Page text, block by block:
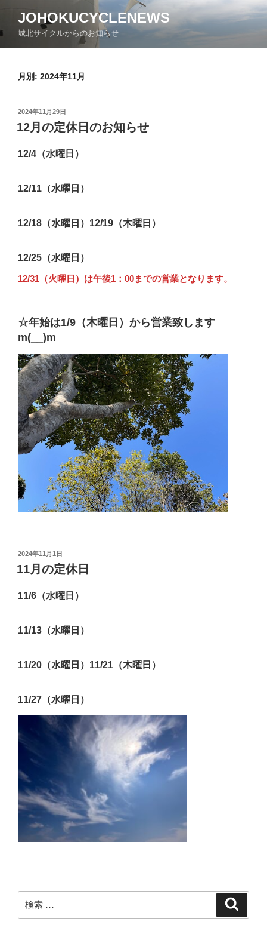
テ
ン
JOHOKUCYCLENEWS
城北サイクルからのお知らせ
月別: 2024年11月
投
稿
日:
2024年11月29日
12月の定休日のお知らせ
12/4（水曜日）
12/11（水曜日）
12/18（水曜日）12/19（木曜日）
12/25（水曜日）
12/31（火曜日）は午後1：00までの営業となります。
☆年始は1/9（木曜日）から営業致します
m(__)m
投
稿
日:
2024年11月1日
11月の定休日
11/6（水曜日）
11/13（水曜日）
11/20（水曜日）11/21（木曜日）
11/27（水曜日）
検
索: